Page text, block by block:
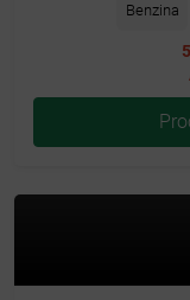
Benzina
5